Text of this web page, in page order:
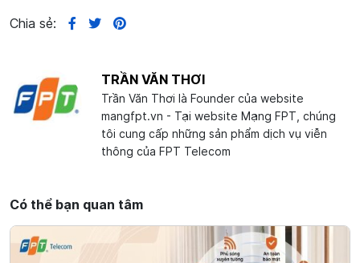
Chia sẻ:
TRẦN VĂN THƠI
Trần Văn Thơi là Founder của website
mangfpt.vn - Tại website Mạng FPT, chúng
tôi cung cấp những sản phẩm dịch vụ viễn
thông của FPT Telecom
Có thể bạn quan tâm